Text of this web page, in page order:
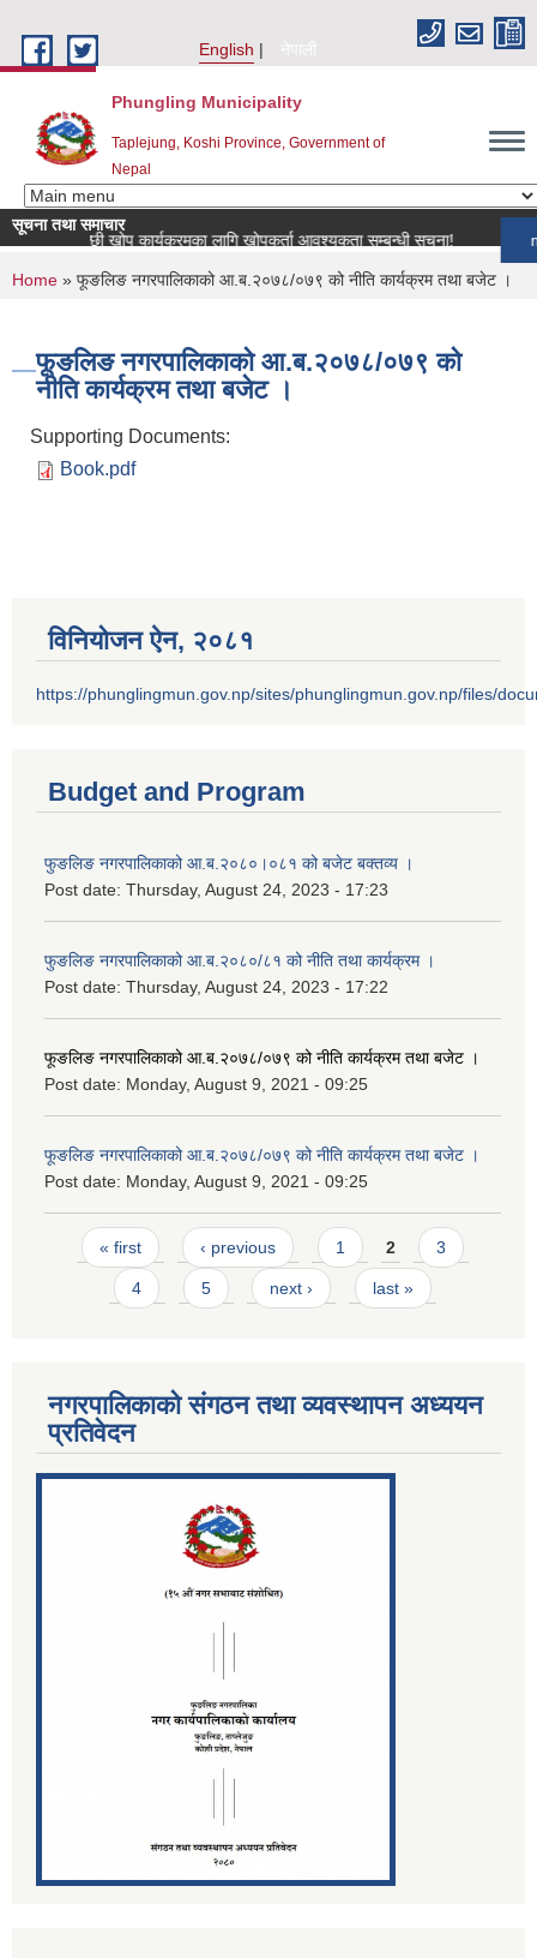
English
नेपाली
Phungling Municipality
Taplejung, Koshi Province, Government of
Nepal
सूचना तथा समाचार
पशुपन्छी खोप कार्यक्रमका लागि खोपकर्ता आवश्यकता सम्बन्धी सूचना!
You are here
Home » फूङलिङ नगरपालिकाको आ.ब.२०७८/०७९ को नीति कार्यक्रम तथा बजेट ।
फूङलिङ नगरपालिकाको आ.ब.२०७८/०७९ को
नीति कार्यक्रम तथा बजेट ।
Supporting Documents:
Book.pdf
विनियोजन ऐन‚ २०८१
https://phunglingmun.gov.np/sites/phunglingmun.gov.np/files/
Budget and Program
फुङलिङ नगरपालिकाको आ.ब.२०८०।०८१ को बजेट बक्तव्य ।
Post date: Thursday, August 24, 2023 - 17:23
फुङलिङ नगरपालिकाको आ.ब.२०८०/८१ को नीति तथा कार्यक्रम ।
Post date: Thursday, August 24, 2023 - 17:22
फूङलिङ नगरपालिकाको आ.ब.२०७८/०७९ को नीति कार्यक्रम तथा बजेट ।
Post date: Monday, August 9, 2021 - 09:25
फूङलिङ नगरपालिकाको आ.ब.२०७८/०७९ को नीति कार्यक्रम तथा बजेट ।
Post date: Monday, August 9, 2021 - 09:25
Pages
« first ‹ previous 1 2 3
4 5 next › last »
नगरपालिकाको संगठन तथा व्यवस्थापन अध्ययन
प्रतिवेदन